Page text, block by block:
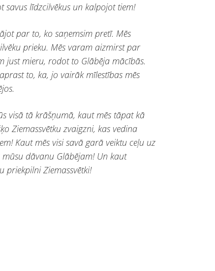
līdzcilvēkus un kalpojot tiem!
par to, ko saņemsim pretī. Mēs
prieku. Mēs varam aizmirst par
just mieru, rodot to Glābēja mācībās.
to, ka, jo vairāk mīlestības mēs
visā tā krāšņumā, kaut mēs tāpat kā
Ziemassvētku zvaigzni, kas vedina
Kaut mēs visi savā garā veiktu ceļu uz
dāvanu Glābējam! Un kaut
priekpilni Ziemassvētki!